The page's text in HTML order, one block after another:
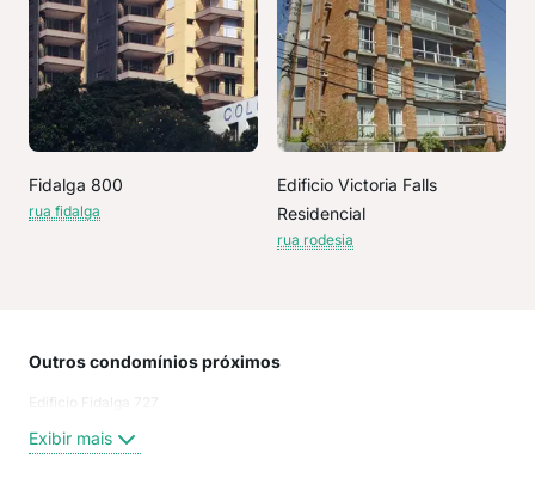
Fidalga 800
rua fidalga
Edificio Victoria Falls
Residencial
rua rodesia
Outros condomínios próximos
Edificio Fidalga 727
Exibir mais